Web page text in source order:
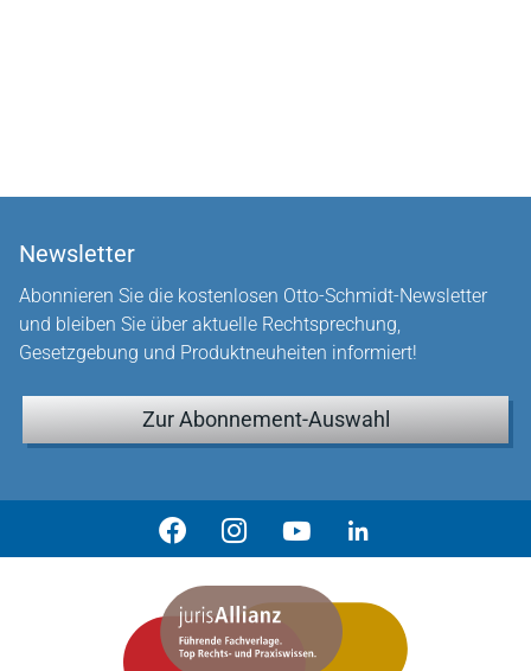
Newsletter
Abonnieren Sie die kostenlosen Otto-Schmidt-Newsletter
und bleiben Sie über aktuelle Rechtsprechung,
Gesetzgebung und Produktneuheiten informiert!
Zur Abonnement-Auswahl